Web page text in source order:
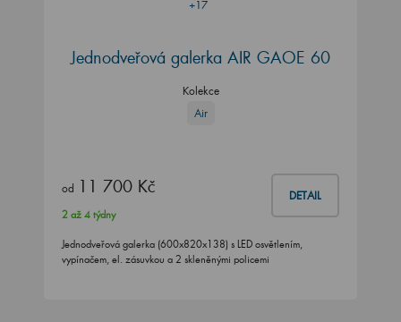
+17
Jednodveřová galerka AIR GAOE 60
Kolekce
Air
od 11 700 Kč DETAIL
2 až 4 týdny
Jednodveřová galerka (600x820x138) s LED osvětlením,
vypínačem, el. zásuvkou a 2 skleněnými policemi